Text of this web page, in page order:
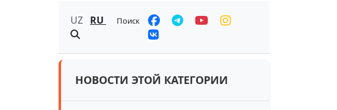
UZ RU Поиск
НОВОСТИ ЭТОЙ КАТЕГОРИИ